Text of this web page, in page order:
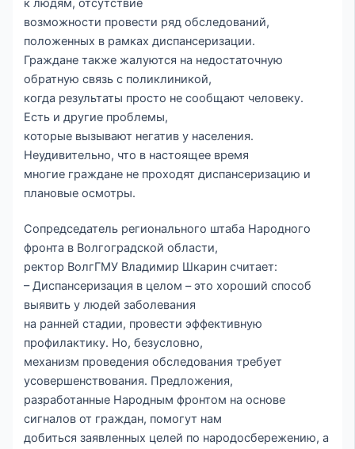
возможности провести ряд обследований,
положенных в рамках диспансеризации.
Граждане также жалуются на недостаточную
обратную связь с поликлиникой,
когда результаты просто не сообщают человеку.
Есть и другие проблемы,
которые вызывают негатив у населения.
Неудивительно, что в настоящее время
многие граждане не проходят диспансеризацию и
плановые осмотры.
Сопредседатель регионального штаба Народного
фронта в Волгоградской области,
ректор ВолгГМУ Владимир Шкарин считает:
– Диспансеризация в целом – это хороший способ
выявить у людей заболевания
на ранней стадии, провести эффективную
профилактику. Но, безусловно,
механизм проведения обследования требует
усовершенствования. Предложения,
разработанные Народным фронтом на основе
сигналов от граждан, помогут нам
добиться заявленных целей по народосбережению, а